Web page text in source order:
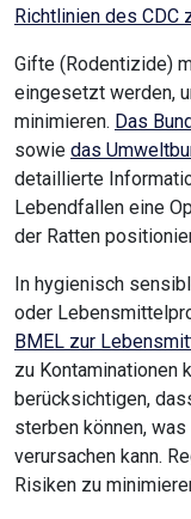
Richtlinien des CDC
Gifte (Rodentizide)
eingesetzt werden,
minimieren. Das
sowie das
detaillierte
Lebendfallen eine
der Ratten
In hygienisch
oder
BMEL zur
zu Kontaminationen
berücksichtigen,
sterben können,
verursachen kann.
Risiken zu